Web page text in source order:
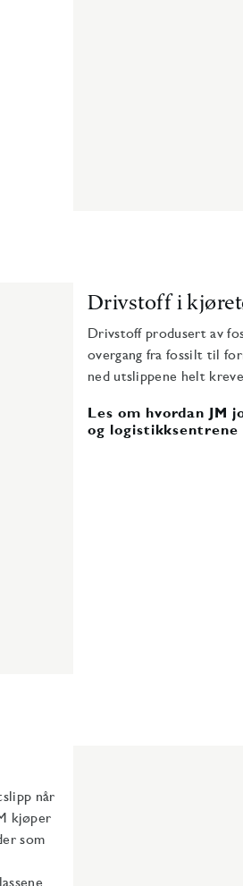
Drivstoff i
Drivstoff produsert av
overgang fra fossilt til
ned utslippene helt
Les om hvordan JM
og logistikksentrene
når
kjøper
som